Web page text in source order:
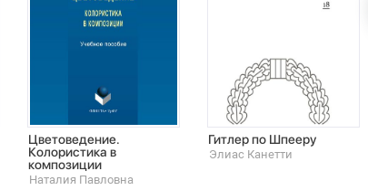
Цветоведение.
Колористика в
композиции
Наталия Павловна
Гитлер по Шпееру
Элиас Канетти